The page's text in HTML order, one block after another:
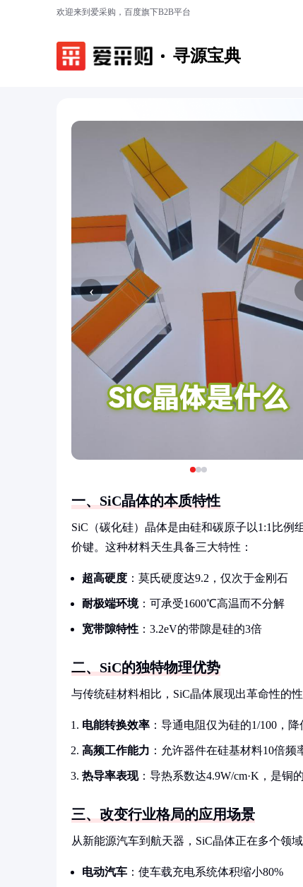
欢迎来到爱采购，百度旗下B2B平台
寻源宝典
‹
一、SiC晶体的本质特性
SiC（碳化硅）晶体是由硅和碳原子以1:1比
价键。这种材料天生具备三大特性：
超高硬度 ：莫氏硬度达9.2，仅次于金刚石
耐极端环境：可承受1600℃高温而不分解
宽带隙特性 ：3.2eV的带隙是硅的3倍
二、SiC的独特物理优势
与传统硅材料相比，SiC晶体展现出革命性的性
电能转换效率 ：导通电阻仅为硅的1/100，
高频工作能力 ：允许器件在硅基材料10倍频
热导率表现：导热系数达4.9W/cm·K，是铜
三、改变行业格局的应用场景
从新能源汽车到航天器，SiC晶体正在多个领
电动汽车 ：使车载充电系统体积缩小80%